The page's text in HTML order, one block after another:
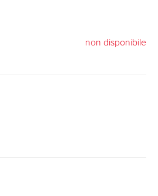
non disponibile